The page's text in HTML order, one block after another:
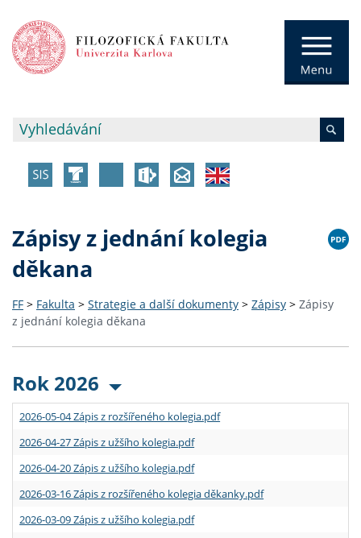
Zápisy z jednání kolegia
děkana
FF > Fakulta > Strategie a další dokumenty > Zápisy > Zápisy
z jednání kolegia děkana
Rok 2026
2026-05-04 Zápis z rozšířeného kolegia.pdf
2026-04-27 Zápis z užšího kolegia.pdf
2026-04-20 Zápis z užšího kolegia.pdf
2026-03-16 Zápis z rozšířeného kolegia děkanky.pdf
2026-03-09 Zápis z užšího kolegia.pdf